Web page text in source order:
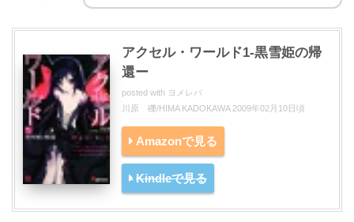
アクセル・ワールド1-黒雪姫の帰
還ー
posted with ヨメレバ
川原 礫/HIMA KADOKAWA 2009年02月10日頃
Amazonで見る
Kindleで見る